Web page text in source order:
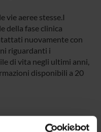
vie aeree stesse.I
della fase clinica
nuovamente con
riguardanti i
di vita negli ultimi anni,
disponibili a 20